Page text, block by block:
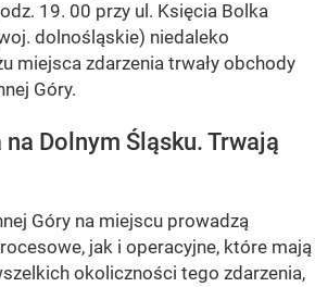
19. 00 przy ul. Księcia Bolka
dolnośląskie) niedaleko
miejsca zdarzenia trwały obchody
Góry.
Dolnym Śląsku. Trwają
Góry na miejscu prowadzą
jak i operacyjne, które mają
okoliczności tego zdarzenia,